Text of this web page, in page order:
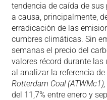
tendencia de caída de
a causa, principalmente,
erradicación de las
cumbres climáticas. Sin
semanas el precio del
valores récord durante las
al analizar la referencia de
Rotterdam Coal (ATWMc1),
del 11,7% entre enero y